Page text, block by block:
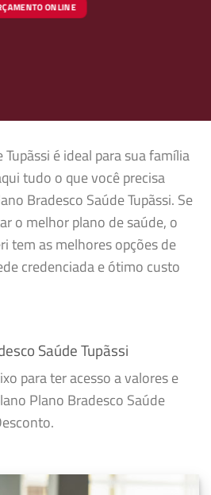
ONLINE
é ideal para sua família
tudo o que você precisa
Bradesco Saúde Tupãssi. Se
o melhor plano de saúde, o
tem as melhores opções de
credenciada e ótimo custo
Saúde Tupãssi
para ter acesso a valores e
Plano Bradesco Saúde